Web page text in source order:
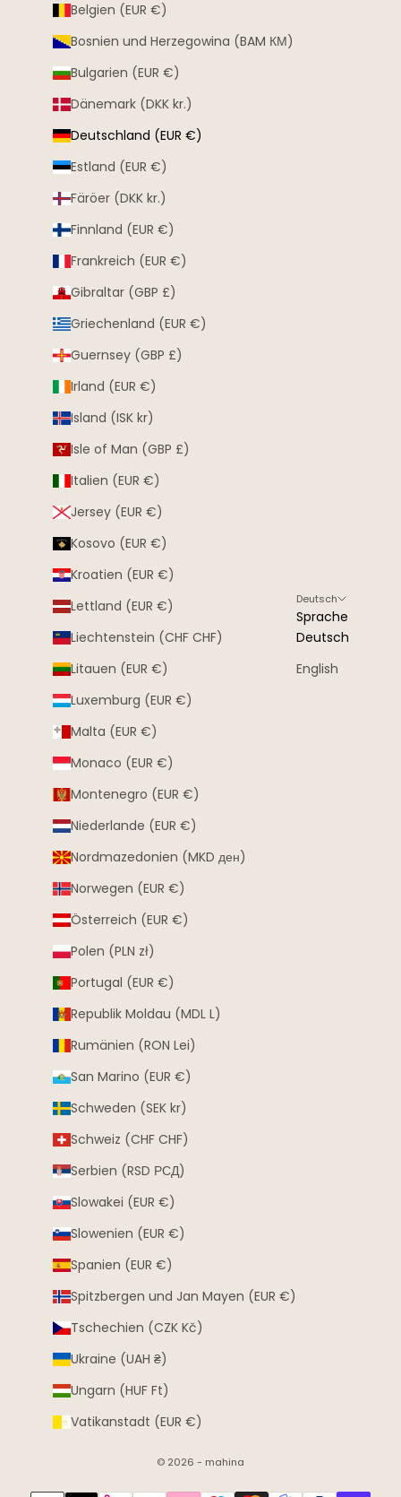
Belgien (EUR €)
Bosnien und Herzegowina (BAM КМ)
Bulgarien (EUR €)
Dänemark (DKK kr.)
Deutschland (EUR €)
Estland (EUR €)
Färöer (DKK kr.)
Finnland (EUR €)
Frankreich (EUR €)
Gibraltar (GBP £)
Griechenland (EUR €)
Guernsey (GBP £)
Irland (EUR €)
Island (ISK kr)
Isle of Man (GBP £)
Italien (EUR €)
Jersey (EUR €)
Kosovo (EUR €)
Kroatien (EUR €)
Lettland (EUR €)
Liechtenstein (CHF CHF)
Litauen (EUR €)
Luxemburg (EUR €)
Malta (EUR €)
Monaco (EUR €)
Montenegro (EUR €)
Niederlande (EUR €)
Nordmazedonien (MKD ден)
Norwegen (EUR €)
Österreich (EUR €)
Polen (PLN zł)
Portugal (EUR €)
Republik Moldau (MDL L)
Rumänien (RON Lei)
San Marino (EUR €)
Schweden (SEK kr)
Schweiz (CHF CHF)
Serbien (RSD РСД)
Slowakei (EUR €)
Slowenien (EUR €)
Spanien (EUR €)
Spitzbergen und Jan Mayen (EUR €)
Tschechien (CZK Kč)
Ukraine (UAH ₴)
Ungarn (HUF Ft)
Vatikanstadt (EUR €)
Deutsch
Sprache
Deutsch
English
© 2026 - mahina